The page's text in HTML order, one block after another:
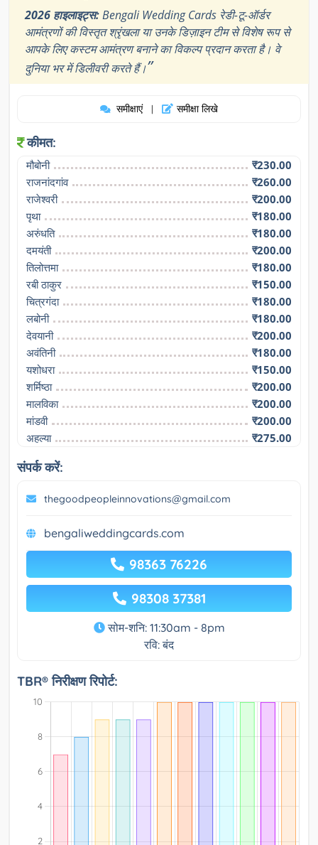
2026 हाइलाइट्स:Bengali Wedding Cards रेडी-टू-ऑर्डर
आमंत्रणों की विस्तृत श्रृंखला या उनके डिज़ाइन टीम से विशेष रूप से
आपके लिए कस्टम आमंत्रण बनाने का विकल्प प्रदान करता है। वे
दुनिया भर में डिलीवरी करते हैं।”
समीक्षाएं | समीक्षा लिखे
कीमत:
मौबोनी
₹230.00
राजनांदगांव
₹260.00
राजेश्वरी
₹200.00
पृथा
₹180.00
अरुंधति
₹180.00
दमयंती
₹200.00
तिलोत्तमा
₹180.00
रबी ठाकुर
₹150.00
चित्रगंदा
₹180.00
लबोनी
₹180.00
देवयानी
₹200.00
अवंतिनी
₹180.00
यशोधरा
₹150.00
शर्मिष्ठा
₹200.00
मालविका
₹200.00
मांडवी
₹200.00
अहल्या
₹275.00
संपर्क करें:
thegoodpeopleinnovations@gmail.com
bengaliweddingcards.com
98363 76226
98308 37381
सोम-शनि: 11:30am - 8pm
रवि: बंद
TBR® निरीक्षण रिपोर्ट: